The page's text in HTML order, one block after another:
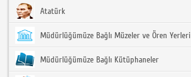
Atatürk
Müdürlüğümüze Bağlı Müzeler ve Ören Yerleri
Müdürlüğümüze Bağlı Kütüphaneler